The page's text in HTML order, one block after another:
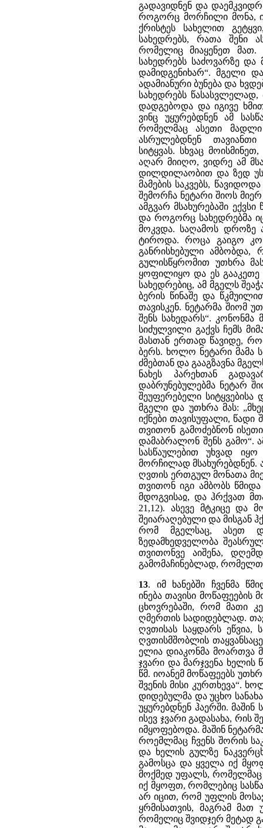
გადავიდნენ და
როგორც მორჩილი მონა,
ქრისტეს სახელით
სახედრებს, რათა შენი
რომელიც მიაყენეთ მათ.
სახედრებს საძოვარზე და
დამიდგენიხარ“. მგელი
ადამიანური ბუნება და
სახედრებს წასასვლელად,
დადგებოდა და იგივე
ვინც უყურებდნენ ამ
რომელმაც ასეთი
ასრულებდნენ
სიტყვას. სხვაც
აღარ მიიღო, ვიდრე ამ
დილდილაობით და ზედ
მამების საკვებს,
შემორჩა ნეტარი შიოს
ამგვარ მსახურებაში
და როგორც სახედრებმა
მოკვდა. საღამოს დროზე
ტიროდა. როცა გაიგო
განრისხებული ამბობდა,
გულისწყრომით უთხრა
ყოფილიყო და ეს გააკეთე
სახედრებიც, ამ მგელს
ბერის წინაშე და
თავისკენ. ნეტარმა შიომ
შენს სახედარს“.
სიძულვილი გაქვს ჩემს
მასთან ერთად წავიდე,
ბერს. ხოლო ნეტარი მამა
ძმებთან და გააგზავნა
ნახეს პარეხთან
დაბრუნებულებმა ნეტარ
შეუფერებელი
მგელი და უთხრა მას:
იქნები თავისუფალი, წადი
თვითონ გამოძებნონ
დამაბრალონ შენს გამო“.
სასწაულებით უხვად
მორჩილად მსახურებდნენ.
ღვთის ერთგულ მონათა
თვითონ იგი ამბობს წმიდა
მდოგვისაჲ, და ჰრქვათ
21,12). ასევე მტკიცე და
შეიარაღებული და მისგან
რომ მგელსაც, ასეთ
ზედამხედველობა
თვითონვე აიშენა,
გამომაჩინებლად,
13. იმ ხანებში ჩვენმა
ინება თავისი მოწაფეების
ცხოვრებაში, რომ მათი
ღმერთის სადიდებლად.
ღვთისას საყდარს
ღვთისმშობლის
ელია დიაკონმა მოართვა
ჯვარი და მარჯვენა ხელის
წმ. იოანემ მოწაფეებს
შვენის მისი კურთხევა“.
დიდებულმა და უცხო
უყურებდნენ ჰაერში.
ისევ ჯვარი გადასახა, რის
იმყოფებოდა. მაშინ
როემლმაც ჩვენს შორის
და ხელის გულზე
გამოსცა და ყველა იქ
მოქმედ უფალს, რომელმაც
იქ მყოფთ, რომლებიც
არ იცით, რომ უფლის
ყრმისათვის, მაგრამ
რომელიც შვიდჯერ მეტად